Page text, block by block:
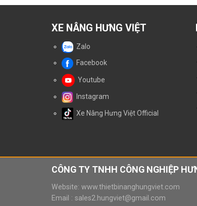
XE NÂNG HƯNG VIỆT
Zalo
Facebook
Youtube
Instagram
Xe Nâng Hưng Việt Official
CÔNG TY TNHH CÔNG NGHIỆP
Website: www.thietbinanghungviet.com
Email : sales2.hungviet@gmail.com